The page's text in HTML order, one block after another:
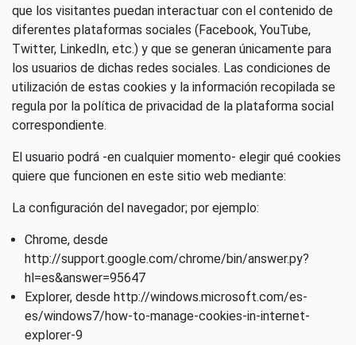
que los visitantes puedan interactuar con el contenido de
diferentes plataformas sociales (Facebook, YouTube,
Twitter, LinkedIn, etc.) y que se generan únicamente para
los usuarios de dichas redes sociales. Las condiciones de
utilización de estas cookies y la información recopilada se
regula por la política de privacidad de la plataforma social
correspondiente.
El usuario podrá -en cualquier momento- elegir qué cookies
quiere que funcionen en este sitio web mediante:
La configuración del navegador; por ejemplo:
Chrome, desde
http://support.google.com/chrome/bin/answer.py?
hl=es&answer=95647
Explorer, desde http://windows.microsoft.com/es-
es/windows7/how-to-manage-cookies-in-internet-
explorer-9